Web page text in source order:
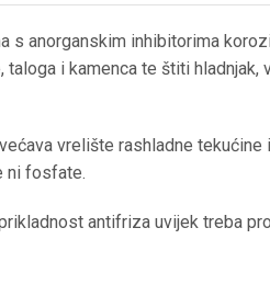
s anorganskim inhibitorima
i kamenca te štiti
vrelište rashladne
ni fosfate.
antifriza uvijek treba